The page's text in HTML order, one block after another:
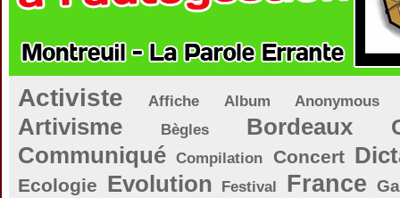
Activiste Affiche Album Anonymous
Artivisme Bègles Bordeaux
Communiqué Compilation Concert
Ecologie Evolution Festival France